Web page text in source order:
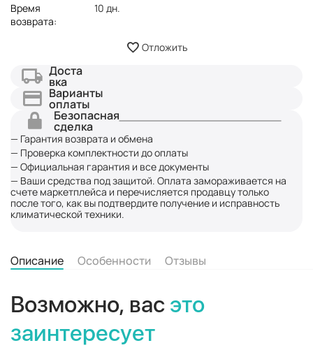
Время
возврата:
10 дн.
Отложить
Доста
вка
Варианты
оплаты
Безопасная
сделка
— Гарантия возврата и обмена
— Проверка комплектности до оплаты
— Официальная гарантия и все документы
— Ваши средства под защитой. Оплата замораживается на
счете маркетплейса и перечисляется продавцу только
после того, как вы подтвердите получение и исправность
климатической техники.
Описание Особенности Отзывы
Возможно, вас это
заинтересует